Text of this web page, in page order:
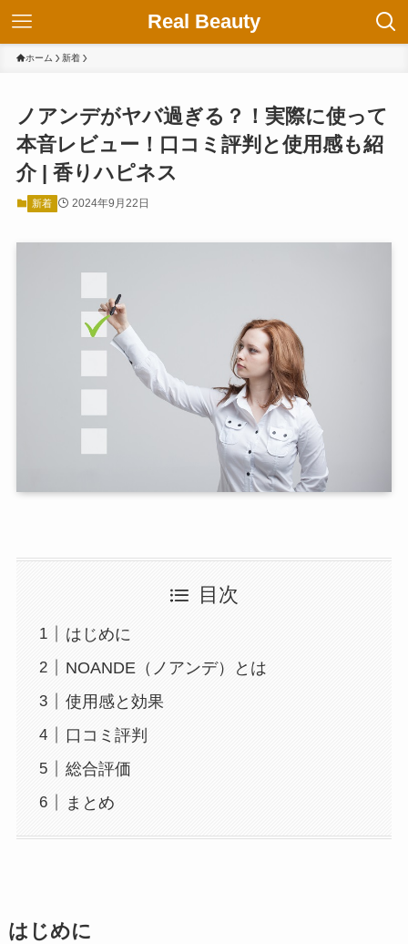
Real Beauty
ホーム 新着
ノアンデがヤバ過ぎる？！実際に使って
本音レビュー！口コミ評判と使用感も紹
介 | 香りハピネス
新着 2024年9月22日
目次
はじめに
NOANDE（ノアンデ）とは
使用感と効果
口コミ評判
総合評価
まとめ
はじめに